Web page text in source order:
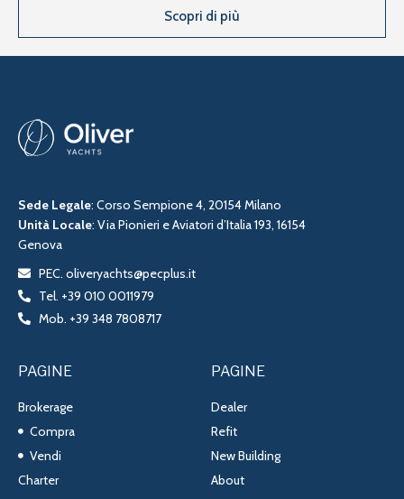
Scopri di più
Sede Legale: Corso Sempione 4, 20154 Milano
Unità Locale: Via Pionieri e Aviatori d’Italia 193, 16154
Genova
PEC. oliveryachts@pecplus.it
Tel. +39 010 0011979
Mob. +39 348 7808717
PAGINE
Brokerage
Compra
Vendi
Charter
PAGINE
Dealer
Refit
New Building
About